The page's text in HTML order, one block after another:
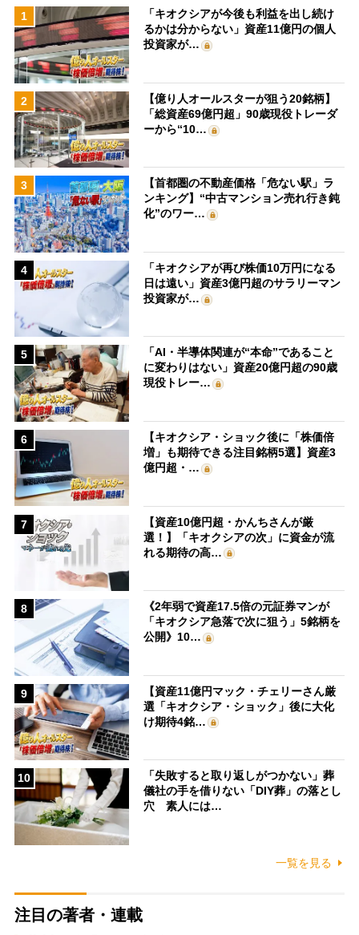
1
「キオクシアが今後も利益を出し続け
るかは分からない」資産11億円の個人
投資家が…
2
【億り人オールスターが狙う20銘柄】
「総資産69億円超」90歳現役トレーダ
ーから“10…
3
【首都圏の不動産価格「危ない駅」ラ
ンキング】“中古マンション売れ行き鈍
化”のワー…
4
「キオクシアが再び株価10万円になる
日は遠い」資産3億円超のサラリーマン
投資家が…
5
「AI・半導体関連が“本命”であること
に変わりはない」資産20億円超の90歳
現役トレー…
6
【キオクシア・ショック後に「株価倍
増」も期待できる注目銘柄5選】資産3
億円超・…
7
【資産10億円超・かんちさんが厳
選！】「キオクシアの次」に資金が流
れる期待の高…
8
《2年弱で資産17.5倍の元証券マンが
「キオクシア急落で次に狙う」5銘柄を
公開》10…
9
【資産11億円マック・チェリーさん厳
選「キオクシア・ショック」後に大化
け期待4銘…
10
「失敗すると取り返しがつかない」葬
儀社の手を借りない「DIY葬」の落とし
穴 素人には…
一覧を見る
注目の著者・連載